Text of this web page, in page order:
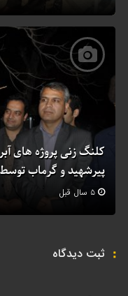
کلنگ زنی پروژه های
پیرشهید و گرماب
۵ سال قبل
ثبت دیدگاه